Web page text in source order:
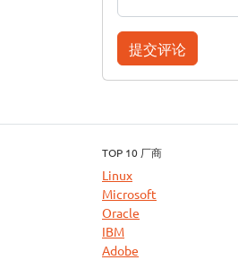
提交评论
TOP 10 厂商
Linux
Microsoft
Oracle
IBM
Adobe